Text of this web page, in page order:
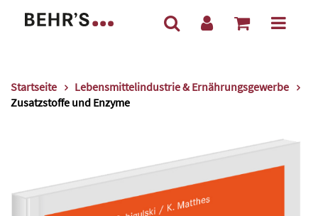
Startseite
Lebensmittelindustrie & Ernährungsgewerbe
Zusatzstoffe und Enzyme